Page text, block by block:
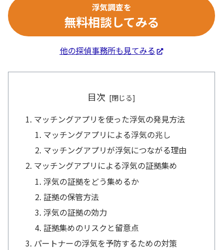
浮気調査を
無料相談してみる
他の探偵事務所も見てみる
目次
マッチングアプリを使った浮気の発見方法
マッチングアプリによる浮気の兆し
マッチングアプリが浮気につながる理由
マッチングアプリによる浮気の証拠集め
浮気の証拠をどう集めるか
証拠の保管方法
浮気の証拠の効力
証拠集めのリスクと留意点
パートナーの浮気を予防するための対策